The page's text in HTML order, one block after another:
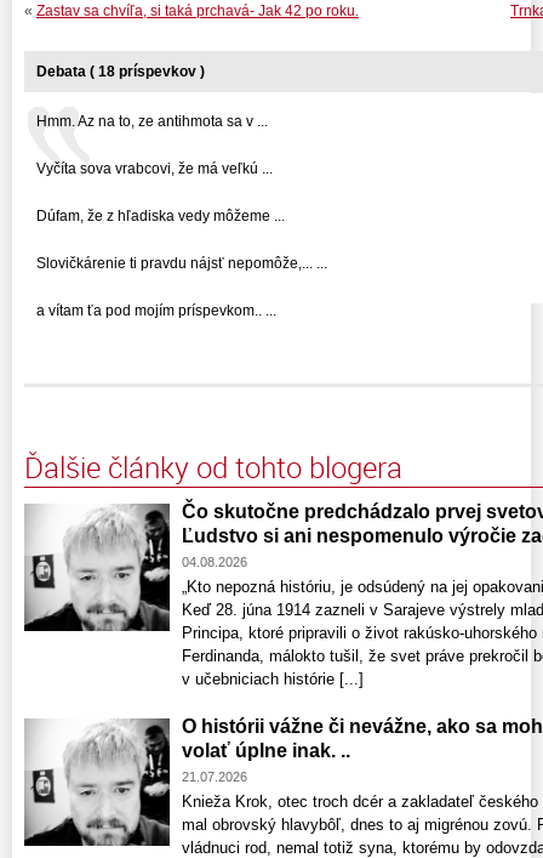
« Zastav sa chvíľa, si taká prchavá- Jak 42 po roku.
Debata ( 18 príspevkov )
Hmm. Az na to, ze antihmota sa v ...
Vyčíta sova vrabcovi, že má veľkú ...
Dúfam, že z hľadiska vedy môžeme ...
Slovičkárenie ti pravdu nájsť nepomôže,... ...
a vítam ťa pod mojím príspevkom.. ...
Ďalšie články od tohto blogera
Čo skutočne predchádzalo prvej
Ľudstvo si ani nespomenulo výročie
04.08.2026
„Kto nepozná históriu, je odsúdený na jej
Keď 28. júna 1914 zazneli v Sarajeve výstrely
Principa, ktoré pripravili o život rakúsko-
Ferdinanda, málokto tušil, že svet práve prekročil
v učebniciach histórie [...]
O histórii vážne či nevážne, ako sa
volať úplne inak. ..
21.07.2026
Knieža Krok, otec troch dcér a zakladateľ
mal obrovský hlavybôľ, dnes to aj migrénou zovú.
vládnuci rod, nemal totiž syna, ktorému by